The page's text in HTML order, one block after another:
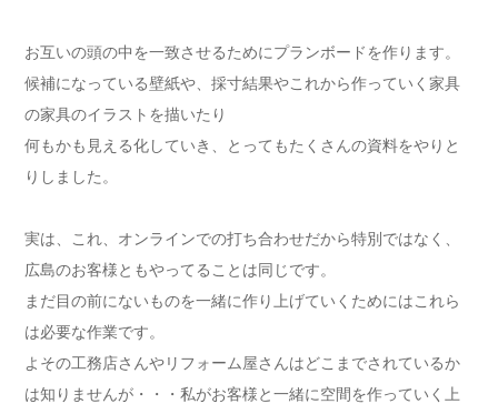
お互いの頭の中を一致させるためにプランボードを作ります。
候補になっている壁紙や、採寸結果やこれから作っていく家具
の家具のイラストを描いたり
何もかも見える化していき、とってもたくさんの資料をやりと
りしました。
実は、これ、オンラインでの打ち合わせだから特別ではなく、
広島のお客様ともやってることは同じです。
まだ目の前にないものを一緒に作り上げていくためにはこれら
は必要な作業です。
よその工務店さんやリフォーム屋さんはどこまでされているか
は知りませんが・・・私がお客様と一緒に空間を作っていく上